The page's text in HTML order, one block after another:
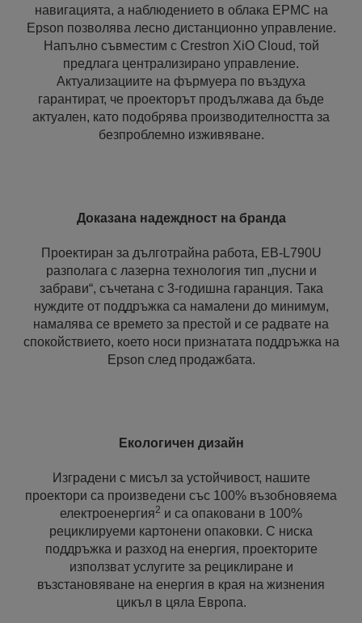
навигацията, а наблюдението в облака EPMC на
Epson позволява лесно дистанционно управление.
Напълно съвместим с Crestron XiO Cloud, той
предлага централизирано управление.
Актуализациите на фърмуера по въздуха
гарантират, че проекторът продължава да бъде
актуален, като подобрява производителността за
безпроблемно изживяване.
Доказана надеждност на бранда
Проектиран за дълготрайна работа, EB-L790U
разполага с лазерна технология тип „пусни и
забрави“, съчетана с 3-годишна гаранция. Така
нуждите от поддръжка са намалени до минимум,
намалява се времето за престой и се радвате на
спокойствието, което носи признатата поддръжка на
Epson след продажбата.
Екологичен дизайн
Изградени с мисъл за устойчивост, нашите
проектори са произведени със 100% възобновяема
електроенергия2 и са опаковани в 100%
рециклируеми картонени опаковки. С ниска
поддръжка и разход на енергия, проекторите
използват услугите за рециклиране и
възстановяване на енергия в края на жизнения
цикъл в цяла Европа.